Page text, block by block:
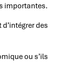
importantes.
des
ou s’ils